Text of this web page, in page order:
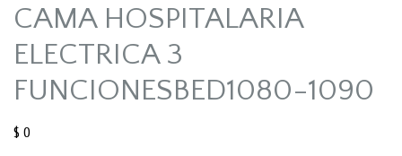
CAMA HOSPITALARIA
ELECTRICA 3
FUNCIONESBED1080-1090
$ 0